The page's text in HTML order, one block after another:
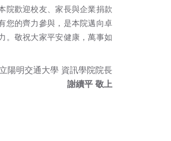
院歡迎校友、家長與企業捐款
您的齊力參與，是本院邁向卓
。敬祝大家平安健康，萬事如
陽明交通大學 資訊學院院長
謝續平 敬上